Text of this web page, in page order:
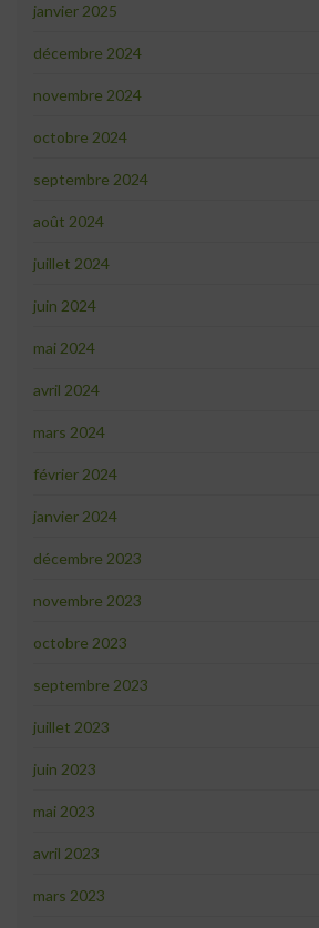
janvier 2025
décembre 2024
novembre 2024
octobre 2024
septembre 2024
août 2024
juillet 2024
juin 2024
mai 2024
avril 2024
mars 2024
février 2024
janvier 2024
décembre 2023
novembre 2023
octobre 2023
septembre 2023
juillet 2023
juin 2023
mai 2023
avril 2023
mars 2023